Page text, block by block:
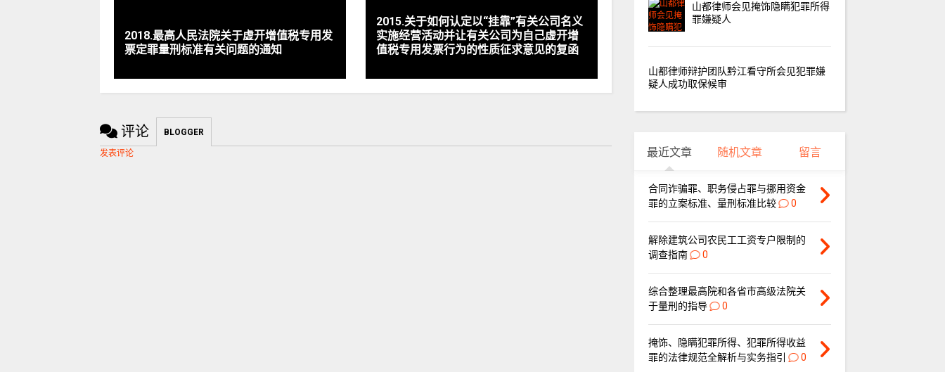
2018.最高人民法院关于虚开增值税专用发
票定罪量刑标准有关问题的通知
2015.关于如何认定以“挂靠”有关公司名义
实施经营活动并让有关公司为自己虚开增
值税专用发票行为的性质征求意见的复函
评论 BLOGGER
发表评论
山都律师会见掩饰隐瞒犯罪所得
罪嫌疑人
山都律师辩护团队黔江看守所会见犯罪嫌
疑人成功取保候审
最近文章 随机文章 留言
合同诈骗罪、职务侵占罪与挪用资金
罪的立案标准、量刑标准比较
0
解除建筑公司农民工工资专户限制的
调查指南
0
综合整理最高院和各省市高级法院关
于量刑的指导
0
掩饰、隐瞒犯罪所得、犯罪所得收益
罪的法律规范全解析与实务指引
0